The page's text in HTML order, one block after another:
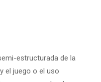
estructurada de la
el juego o el uso